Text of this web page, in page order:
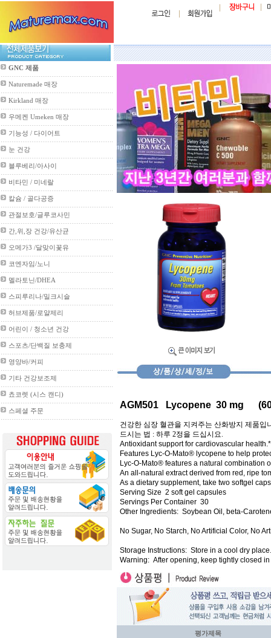
GNC 제품
Naturemade 매장
Kirkland 매장
우메켄 Umeken 매장
기능성 / 다이어트
눈 건강
블루베리/아사이
비타민 / 미네랄
칼슘 / 골다공증
관절보호/글루코사민
간,위,장 건강/유산균
오메가3 /달맞이꽃유
코엔자임/노니
멜라토닌/DHEA
스피루리나/밀크시슬
허브제품/로얄제리
어린이 / 청소년 건강
스포츠/단백질 보충제
영양바/커피
기타 건강보조제
쵸코렛 (시스 캔디)
스페셜 주문
AGM501 Lycopene 30 mg
건강한 심장 혈관을 지켜주는 산화방지 제품입
드시는 법 : 하루 2정을 드십시요
Antioxidant support for cardiovascular health.*
Features Lyc-O-Mato® lycopene to help
Lyc-O-Mato® features a natural combination
An all-natural extract derived from red, ripe
As a dietary supplement, take two softgel
Serving Size 2 soft gel capsules
Servings Per Container 30
Other Ingredients: Soybean Oil, beta-
No Sugar, No Starch, No Artificial Color, No
Storage Instructions: Store in a cool dry place.
Warning: After opening, keep tightly closed
평가제목